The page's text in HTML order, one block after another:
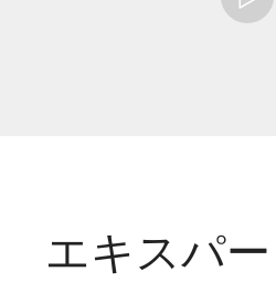
エキスパ